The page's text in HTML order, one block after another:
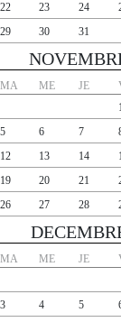
22 23 24
29 30 31
MA ME JE
5 6 7
12 13 14
19 20 21
26 27 28
MA ME JE
3 4 5